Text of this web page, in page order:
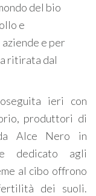
del bio
e
e per
ritirata dal
ieri con
produttori di
Alce Nero in
dedicato agli
al cibo offrono
dei suoli.